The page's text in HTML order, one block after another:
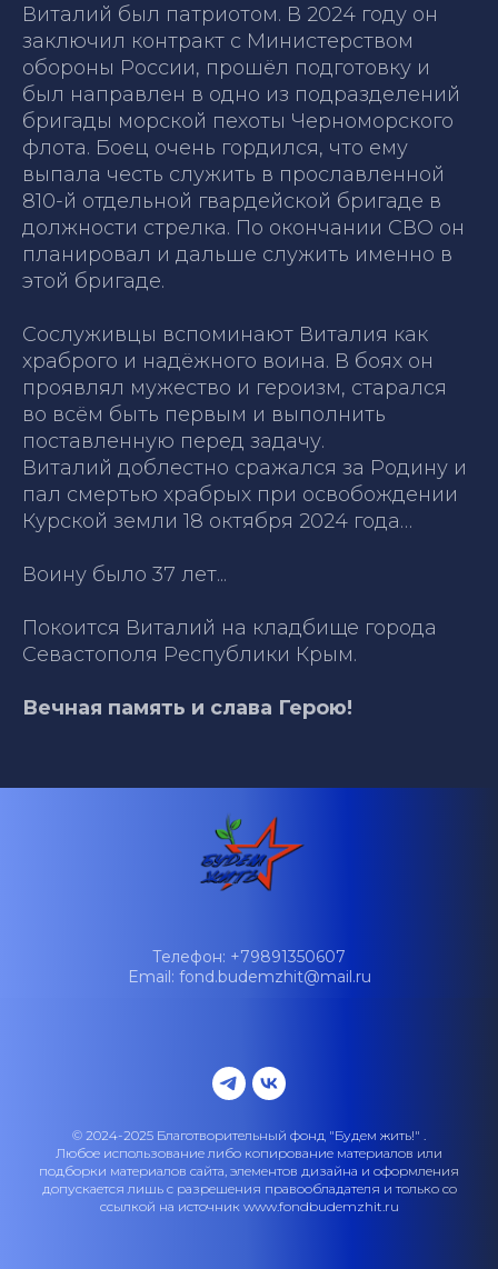
Виталий был патриотом. В 2024 году он
заключил контракт с Министерством
обороны России, прошёл подготовку и
был направлен в одно из подразделений
бригады морской пехоты Черноморского
флота. Боец очень гордился, что ему
выпала честь служить в прославленной
810-й отдельной гвардейской бригаде в
должности стрелка. По окончании СВО он
планировал и дальше служить именно в
этой бригаде.
Сослуживцы вспоминают Виталия как
храброго и надёжного воина. В боях он
проявлял мужество и героизм, старался
во всём быть первым и выполнить
поставленную перед задачу.
Виталий доблестно сражался за Родину и
пал смертью храбрых при освобождении
Курской земли 18 октября 2024 года…
Воину было 37 лет...
Покоится Виталий на кладбище города
Севастополя Республики Крым.
Вечная память и слава Герою!
Телефон: +79891350607
Email: fond.budemzhit@mail.ru
© 2024-2025 Благотворительный фонд "Будем жить!" .
Любое использование либо копирование материалов или
подборки материалов сайта, элементов дизайна и оформления
допускается лишь с разрешения правообладателя и только со
ссылкой на источник www.fondbudemzhit.ru